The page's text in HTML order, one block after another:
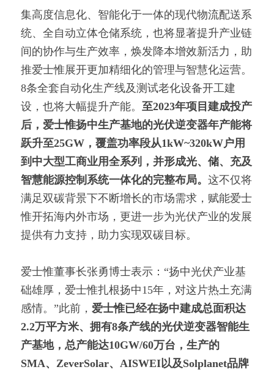
集高度信息化、智能化于一体的现代物流配送系
统、全自动立体仓储系统，也将显著提升产业链
间的协作与生产效率，焕发降本增效新活力，助
推爱士惟展开更加精细化的管理与智慧化运营。
8条全套自动化生产线及测试老化设备开工建
设，也将大幅提升产能。 至2023年项目建成投产
后，爱士惟扬中生产基地的光伏逆变器年产能将
跃升至25GW，覆盖功率段从1kW~320kW户用
到中大型工商业用全系列，并形成光、储、充及
智慧能源控制系统一体化的完整布局。 这不仅将
满足双碳背景下不断增长的市场需求，赋能爱士
惟开拓海内外市场，更进一步为光伏产业的发展
提供有力支持，助力实现双碳目标。
爱士惟董事长张勇博士表示：“扬中光伏产业基
础雄厚，爱士惟扎根扬中15年，对这片热土充满
感情。”此前， 爱士惟已经在扬中建成总面积达
2.2万平方米、拥有8条产线的光伏逆变器智能生
产基地，总产能达10GW/60万台，生产的
SMA、ZeverSolar、AISWEI以及Solplanet品牌